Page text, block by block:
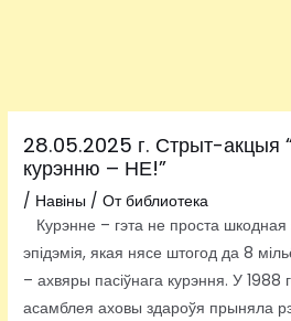
28.05.2025 г. Стрыт-акцыя
курэнню – НЕ!”
/ Навіны / Отбиблиотека
Курэнне – гэта не проста шкодная
эпідэмія, якая нясе штогод да 8
– ахвяры пасіўнага курэння. У 1988
асамблея аховы здароўя прыняла